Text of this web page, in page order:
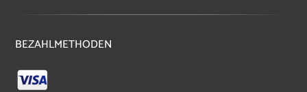
BEZAHLMETHODEN